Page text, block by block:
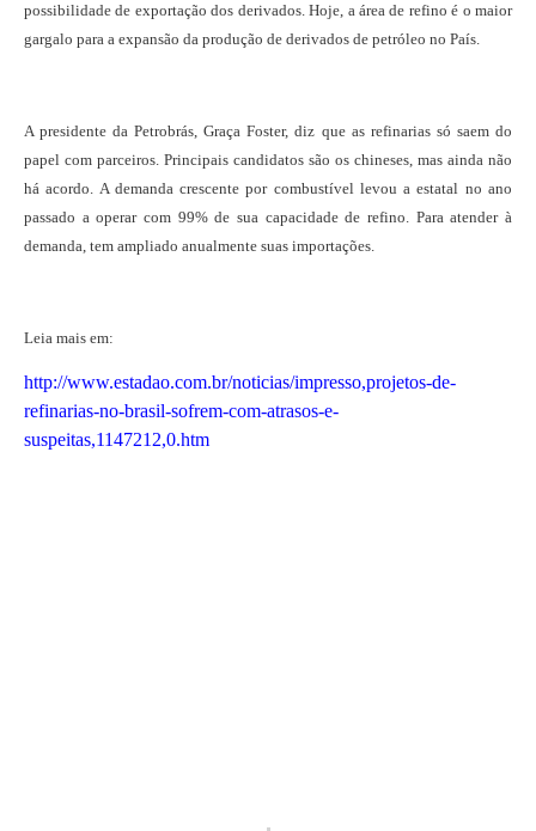
possibilidade de exportação dos derivados. Hoje, a área de refino é o maior
gargalo para a expansão da produção de derivados de petróleo no País.
A presidente da Petrobrás, Graça Foster, diz que as refinarias só saem do
papel com parceiros. Principais candidatos são os chineses, mas ainda não
há acordo. A demanda crescente por combustível levou a estatal no ano
passado a operar com 99% de sua capacidade de refino. Para atender à
demanda, tem ampliado anualmente suas importações.
Leia mais em:
http://www.estadao.com.br/noticias/impresso,projetos-de-
refinarias-no-brasil-sofrem-com-atrasos-e-
suspeitas,1147212,0.htm